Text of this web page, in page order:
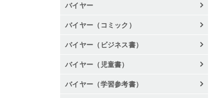
バイヤー
バイヤー（コミック）
バイヤー（ビジネス書）
バイヤー（児童書）
バイヤー（学習参考書）